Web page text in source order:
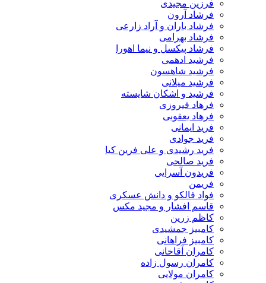
فرزین مجیدی
فرشاد آرون
فرشاد باران و آراد زارعی
فرشاد بهرامی
فرشاد پیکسل و نیما اهورا
فرشید ادهمی
فرشید شاهسون
فرشید میلانی
فرشید و اشکان شایسته
فرهاد فیروزی
فرهاد یعقوبی
فرید ایمانی
فرید جوادی
فرید رشیدی و علی فرین کیا
فرید صالحی
فریدون آسرایی
فریمن
فواد فالکو و دانش عسکری
قاسم افشار و مجید مکس
کاظم زرین
کامبیز جمشیدی
کامبیز فراهانی
کامران آقاخانی
کامران رسول زاده
کامران مولایی